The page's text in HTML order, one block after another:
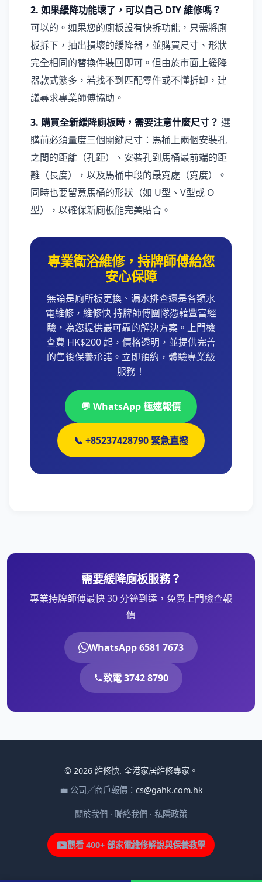
2. 如果緩降功能壞了，可以自己 DIY 維修嗎？
可以的。如果您的廁板設有快拆功能，只需將廁
板拆下，抽出損壞的緩降器，並購買尺寸、形狀
完全相同的替換件裝回即可。但由於市面上緩降
器款式繁多，若找不到匹配零件或不懂拆卸，建
議尋求專業師傅協助。
3. 購買全新緩降廁板時，需要注意什麼尺寸？ 選
購前必須量度三個關鍵尺寸：馬桶上兩個安裝孔
之間的距離（孔距）、安裝孔到馬桶最前端的距
離（長度），以及馬桶中段的最寬處（寬度）。
同時也要留意馬桶的形狀（如 U型、V型或 O
型），以確保新廁板能完美貼合。
專業衛浴維修，持牌師傅給您
安心保障
無論是廁所板更換、漏水排查還是各類水
電維修，維修快 持牌師傅團隊憑藉豐富經
驗，為您提供最可靠的解決方案。上門檢
查費 HK$200 起，價格透明，並提供完善
的售後保養承諾。立即預約，體驗專業級
服務！
💬 WhatsApp 極速報價
📞 +85237428790 緊急直撥
需要緩降廁板服務？
專業持牌師傅最快 30 分鐘到達，免費上門檢查報
價
WhatsApp 6581 7673
致電 3742 8790
© 2026 維修快. 全港家居維修專家。
💼 公司／商戶報價： cs@gahk.com.hk
關於我們 · 聯絡我們 · 私隱政策
觀看 400+ 部家電維修解說與保養教學